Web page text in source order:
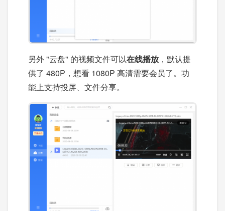
另外 "云盘" 的视频文件可以在线播放 ，默认提
供了 480P，想看 1080P 高清需要会员了。功
能上支持投屏、文件分享。